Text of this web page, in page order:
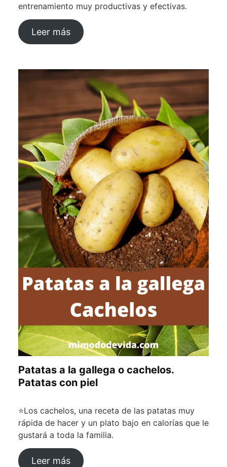
entrenamiento muy productivas y efectivas.
Leer más
Patatas a la gallega o cachelos.
Patatas con piel
⭐Los cachelos, una receta de las patatas muy
rápida de hacer y un plato bajo en calorías que le
gustará a toda la familia.
Leer más